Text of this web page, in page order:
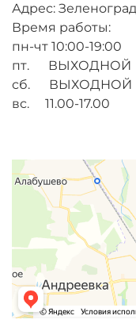
Адрес:
Время работы:
пн-чт 10:00-19:00
пт. ВЫХОДНОЙ
сб. ВЫХОДНОЙ
вс. 11.00-17.00